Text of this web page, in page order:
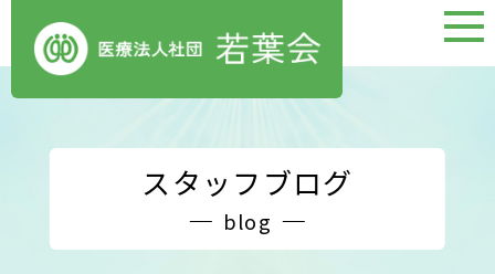
スタッフブログ
blog